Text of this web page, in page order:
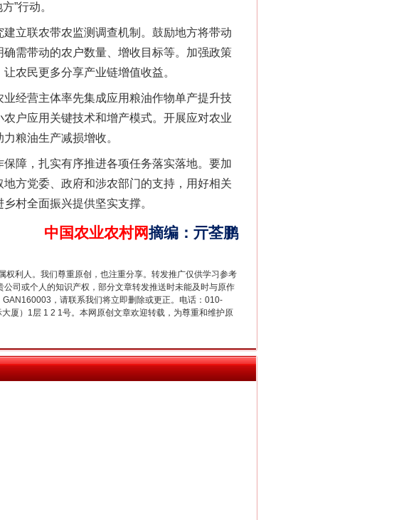
”行动。
立联农带农监测调查机制。鼓励地方将带动
需带动的农户数量、增收目标等。加强政策
农民更多分享产业链增值收益。
经营主体率先集成应用粮油作物单产提升技
户应用关键技术和增产模式。开展应对农业
粮油生产减损增收。
障，扎实有序推进各项任务落实落地。要加
方党委、政府和涉农部门的支持，用好相关
村全面振兴提供坚实支撑。
中国农业农村网摘编 ： 亓荃鹏
权利人。我们尊重原创，也注重分享。转发推广仅供学习参考
司或个人的知识产权，部分文章转发推送时未能及时与原作
，请联系我们将立即删除或更正。电话：010-
厦）1层 1 2 1号。本网原创文章欢迎转载，为尊重和维护原
法官巧妙执行解纠纷
新中国诞生的见证